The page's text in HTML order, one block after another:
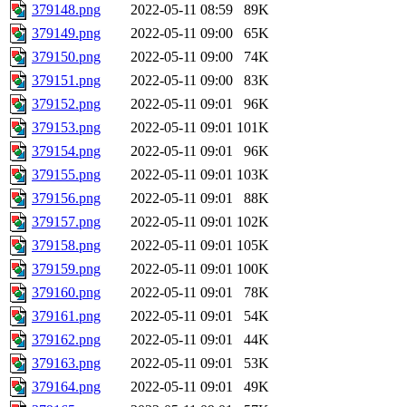
379148.png
2022-05-11 08:59
89K
379149.png
2022-05-11 09:00
65K
379150.png
2022-05-11 09:00
74K
379151.png
2022-05-11 09:00
83K
379152.png
2022-05-11 09:01
96K
379153.png
2022-05-11 09:01 101K
379154.png
2022-05-11 09:01
96K
379155.png
2022-05-11 09:01 103K
379156.png
2022-05-11 09:01
88K
379157.png
2022-05-11 09:01 102K
379158.png
2022-05-11 09:01 105K
379159.png
2022-05-11 09:01 100K
379160.png
2022-05-11 09:01
78K
379161.png
2022-05-11 09:01
54K
379162.png
2022-05-11 09:01
44K
379163.png
2022-05-11 09:01
53K
379164.png
2022-05-11 09:01
49K